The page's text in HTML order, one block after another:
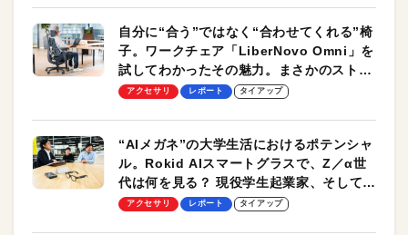
自分に“合う”ではなく“合わせてくれる”椅
子。ワークチェア「LiberNovo Omni」を
試してわかったその魅力。まさかのストレ
ッチ機能も搭載
アクセサリ レポート タイアップ
“AIメガネ”の大学生活におけるポテンシャ
ル。Rokid AIスマートグラスで、Z／α世
代は何を見る？ 現役学生起業家、そして教
授による体験会レポート【PR】
アクセサリ レポート タイアップ